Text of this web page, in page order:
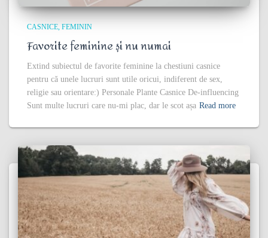
CASNICE FEMININ
Favorite feminine și nu numai
Extind subiectul de favorite feminine la chestiuni casnice
pentru că unele lucruri sunt utile oricui, indiferent de sex,
religie sau orientare:) Personale Plante Casnice De-influencing
Sunt multe lucruri care nu-mi plac, dar le scot așa Read more